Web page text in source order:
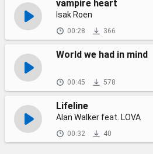
vampire heart
Isak Roen
00:28 366
World we had in mind
00:45 578
Lifeline
Alan Walker feat. LOVA
00:32 40